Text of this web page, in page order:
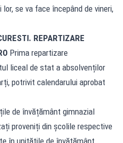
se va face începând de vineri,
. REPARTIZARE
Prima repartizare
liceal de stat a absolvenților
potrivit calendarului aprobat
de învățământ gimnazial
proveniți din școlile respective